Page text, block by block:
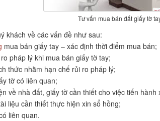
Tư vấn mua bán đất giấy tờ
khách về các vấn đề như sau:
mua bán giấy tay – xác định thời điểm mua bán;
lý khi mua bán giấy tờ tay;
nhằm hạn chế rủi ro pháp lý;
có liên quan;
nhà đất, giấy tờ cần thiết cho việc tiến hành
liệu cần thiết thực hiện xin sổ hồng;
liên quan.